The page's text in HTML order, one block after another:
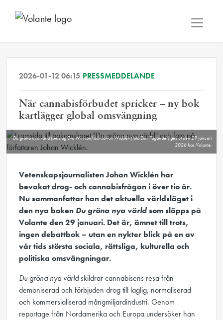
2026-01-12 06:15 PRESSMEDDELANDE
När cannabisförbudet spricker – ny bok
kartlägger global omsvängning
Du gröna nya värld (omslag Eva Wilsson) och Johan Wicklén (foto Emil Fagander) ges ut den 29 januari
2026 hos Volante.
Vetenskapsjournalisten Johan Wicklén har
bevakat drog- och cannabisfrågan i över tio år.
Nu sammanfattar han det aktuella världsläget i
den nya boken Du gröna nya världsom släpps på
Volante den 29 januari. Det är, ämnet till trots,
ingen debattbok – utan en nykter blick på en av
vår tids största sociala, rättsliga, kulturella och
politiska omsvängningar.
Du gröna nya världskildrar cannabisens resa från
demoniserad och förbjuden drog till laglig, normaliserad
och kommersialiserad mångmiljardindustri. Genom
reportage från Nordamerika och Europa undersöker han